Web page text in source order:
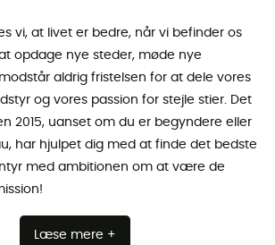
vi, at livet er bedre, når vi befinder os
opdage nye steder, møde nye
aldrig fristelsen for at dele vores
og vores passion for stejle stier. Det
2015, uanset om du er begyndere eller
har hjulpet dig med at finde det bedste
med ambitionen om at være de
Læse mere +